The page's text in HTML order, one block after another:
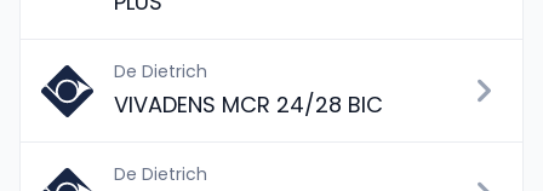
De Dietrich
VIVADENS MCR 24/28 BIC
De Dietrich